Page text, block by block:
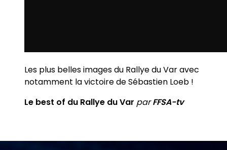
Les plus belles images du Rallye du Var avec
notamment la victoire de Sébastien Loeb !
Le best of du Rallye du Var parFFSA-tv